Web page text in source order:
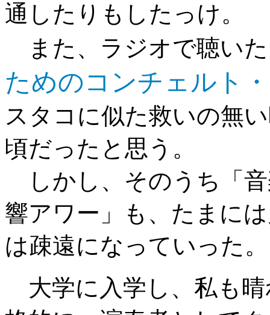
通したりもしたっけ。
また、ラジオで聴いた
ためのコンチェルト
スタコに似た救いの無
頃だったと思う。
しかし、そのうち「
響アワー」も、たまに
は疎遠になっていった。
大学に入学し、私も